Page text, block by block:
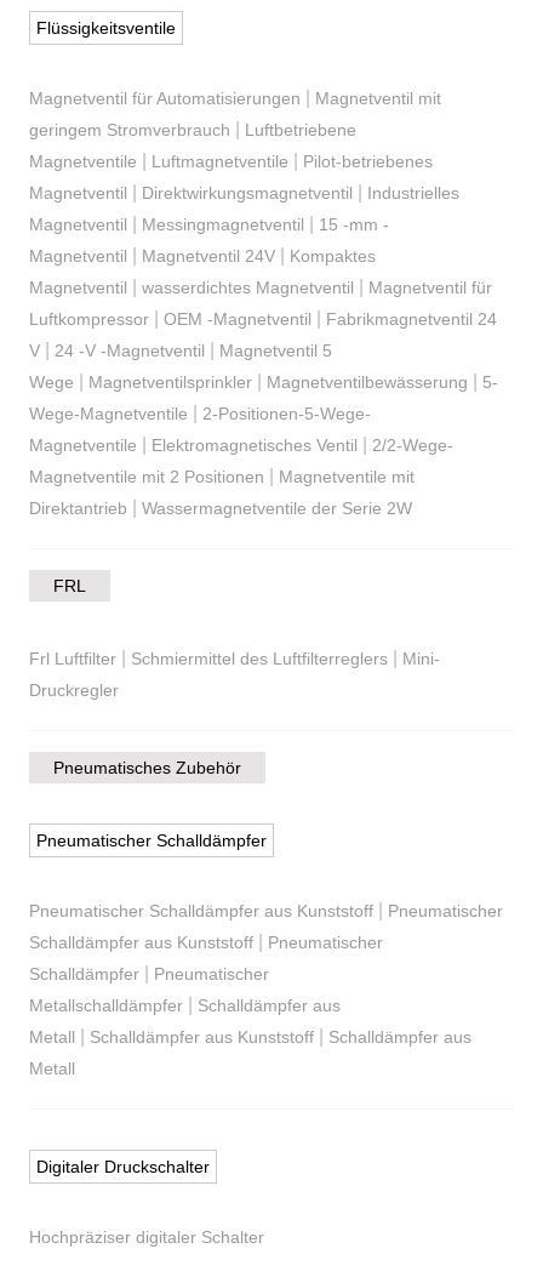
Flüssigkeitsventile
Magnetventil für Automatisierungen
Magnetventil mit
geringem Stromverbrauch
Luftbetriebene
Magnetventile
Luftmagnetventile
Pilot-betriebenes
Magnetventil
Direktwirkungsmagnetventil
Industrielles
Magnetventil
Messingmagnetventil
15 -mm -
Magnetventil
Magnetventil 24V| Kompaktes
Magnetventil
wasserdichtes Magnetventil
Magnetventil für
Luftkompressor| OEM -Magnetventil
Fabrikmagnetventil 24
V| 24 -V -Magnetventil
Magnetventil 5
Wege
Magnetventilsprinkler| Magnetventilbewässerung
5-
Wege-Magnetventile
2-Positionen-5-Wege-
Magnetventile
Elektromagnetisches Ventil
2/2-Wege-
Magnetventile mit 2 Positionen
Magnetventile mit
Direktantrieb
Wassermagnetventile der Serie 2W
FRL
Frl Luftfilter| Schmiermittel des Luftfilterreglers| Mini-
Druckregler
Pneumatisches Zubehör
Pneumatischer Schalldämpfer
Pneumatischer Schalldämpfer aus Kunststoff| Pneumatischer
Schalldämpfer aus Kunststoff| Pneumatischer
Schalldämpfer| Pneumatischer
Metallschalldämpfer| Schalldämpfer aus
Metall
Schalldämpfer aus Kunststoff| Schalldämpfer aus
Metall
Digitaler Druckschalter
Hochpräziser digitaler Schalter